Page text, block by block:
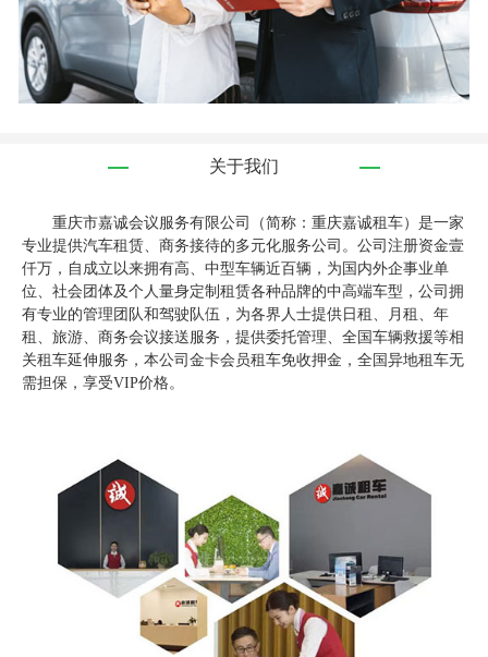
关于我们
重庆市嘉诚会议服务有限公司（简称：重庆嘉诚租车）是一家
专业提供汽车租赁、商务接待的多元化服务公司。公司注册资金壹
仟万，自成立以来拥有高、中型车辆近百辆，为国内外企事业单
位、社会团体及个人量身定制租赁各种品牌的中高端车型，公司拥
有专业的管理团队和驾驶队伍，为各界人士提供日租、月租、年
租、旅游、商务会议接送服务，提供委托管理、全国车辆救援等相
关租车延伸服务，本公司金卡会员租车免收押金，全国异地租车无
需担保，享受VIP价格。